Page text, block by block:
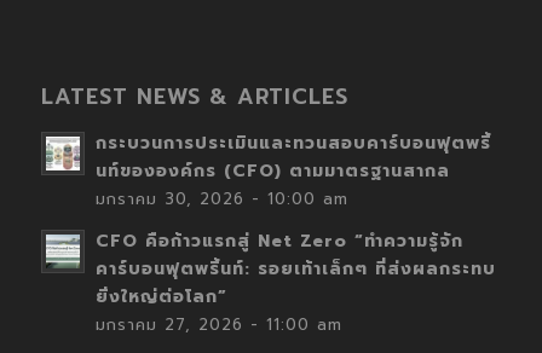
LATEST NEWS & ARTICLES
กระบวนการประเมินและทวนสอบคาร์บอนฟุตพริ้
นท์ขององค์กร (CFO) ตามมาตรฐานสากล
มกราคม 30, 2026 - 10:00 am
CFO คือก้าวแรกสู่ Net Zero “ทำความรู้จัก
คาร์บอนฟุตพริ้นท์: รอยเท้าเล็กๆ ที่ส่งผลกระทบ
ยิ่งใหญ่ต่อโลก”
มกราคม 27, 2026 - 11:00 am